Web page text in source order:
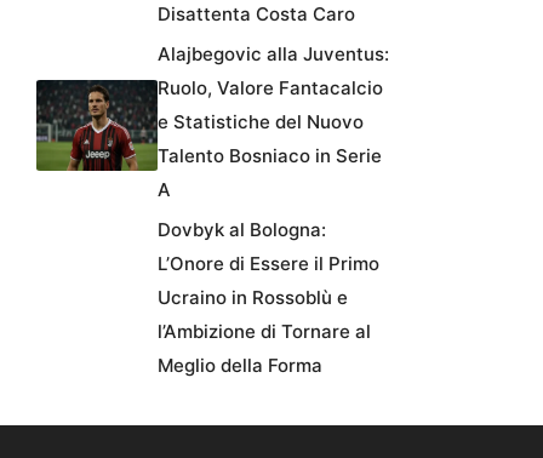
Disattenta Costa Caro
Alajbegovic alla Juventus:
Ruolo, Valore Fantacalcio
e Statistiche del Nuovo
Talento Bosniaco in Serie
A
Dovbyk al Bologna:
L’Onore di Essere il Primo
Ucraino in Rossoblù e
l’Ambizione di Tornare al
Meglio della Forma